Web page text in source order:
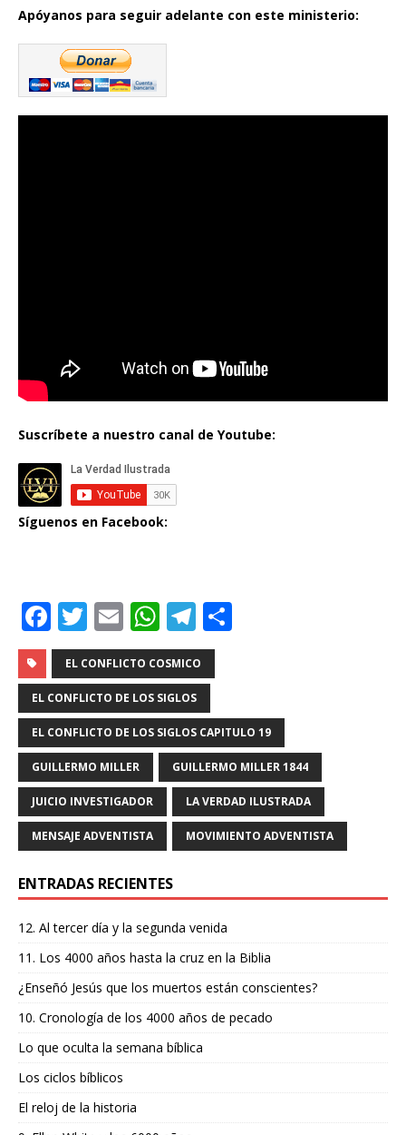
Apóyanos para seguir adelante con este ministerio:
Suscríbete a nuestro canal de Youtube:
Síguenos en Facebook:
F
a
c
e
b
o
o
k
T
w
it
te
r
E
m
ai
l
W
h
at
s
A
p
p
T
el
e
g
ra
m
ar
ti
r
EL CONFLICTO COSMICO
EL CONFLICTO DE LOS SIGLOS
EL CONFLICTO DE LOS SIGLOS CAPITULO 19
GUILLERMO MILLER GUILLERMO MILLER 1844
JUICIO INVESTIGADOR LA VERDAD ILUSTRADA
MENSAJE ADVENTISTA MOVIMIENTO ADVENTISTA
ENTRADAS RECIENTES
12. Al tercer día y la segunda venida
11. Los 4000 años hasta la cruz en la Biblia
¿Enseñó Jesús que los muertos están conscientes?
10. Cronología de los 4000 años de pecado
Lo que oculta la semana bíblica
Los ciclos bíblicos
El reloj de la historia